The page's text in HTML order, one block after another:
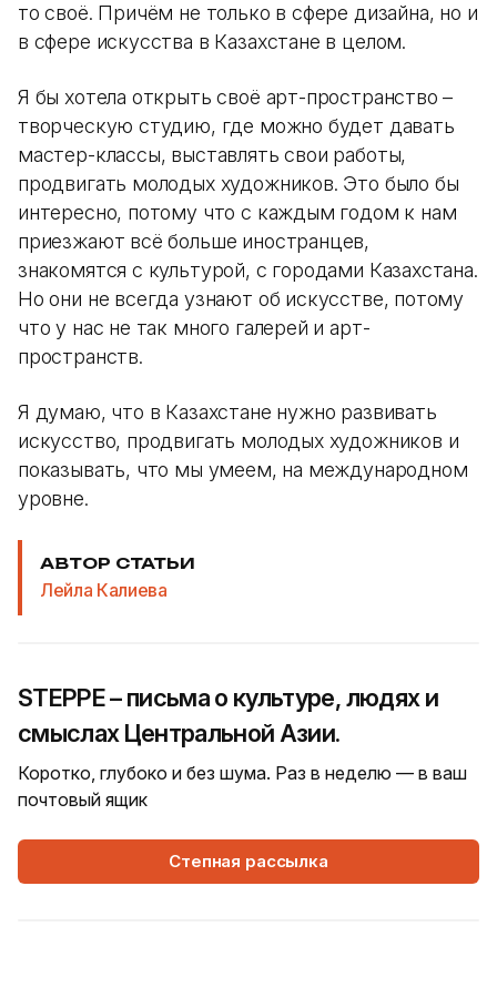
то своё. Причём не только в сфере дизайна, но и
в сфере искусства в Казахстане в целом.
Я бы хотела открыть своё арт-пространство –
творческую студию, где можно будет давать
мастер-классы, выставлять свои работы,
продвигать молодых художников. Это было бы
интересно, потому что с каждым годом к нам
приезжают всё больше иностранцев,
знакомятся с культурой, с городами Казахстана.
Но они не всегда узнают об искусстве, потому
что у нас не так много галерей и арт-
пространств.
Я думаю, что в Казахстане нужно развивать
искусство, продвигать молодых художников и
показывать, что мы умеем, на международном
уровне.
АВТОР СТАТЬИ
Лейла Калиева
STEPPE – письма о культуре, людях и
смыслах Центральной Азии.
Коротко, глубоко и без шума. Раз в неделю — в ваш
почтовый ящик
Степная рассылка